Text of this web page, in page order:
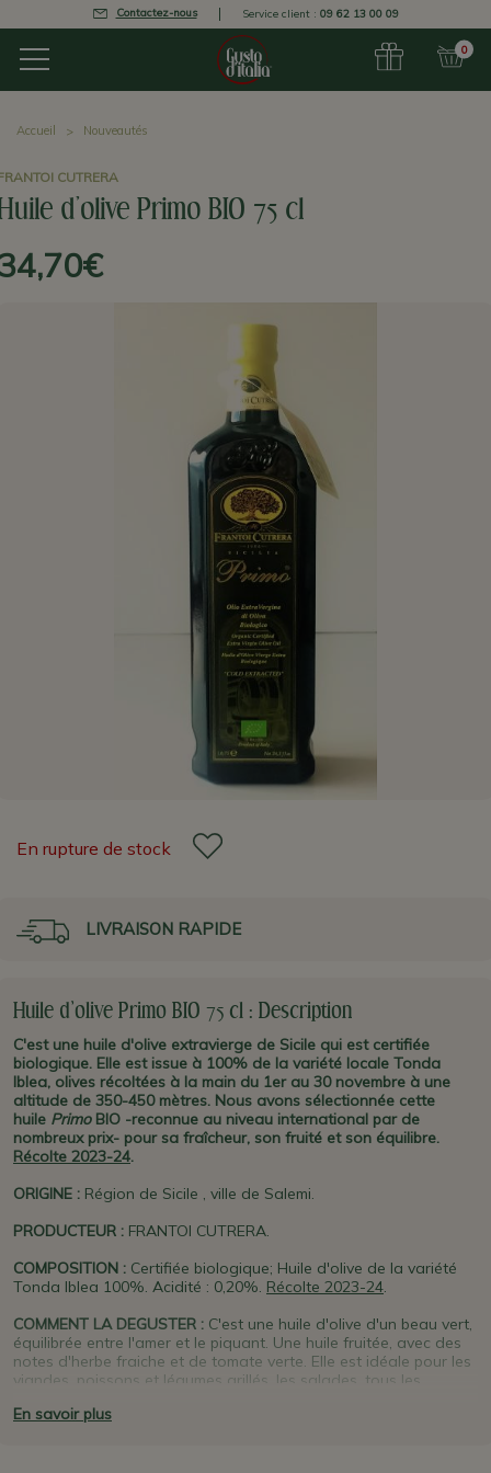
Contactez-nous Service client : 09 62 13 00 09
0
Accueil Nouveautés
CUTRERA
d'olive Primo BIO 75 cl
En rupture de stock
LIVRAISON RAPIDE
Huile d'olive Primo BIO 75 cl : Description
C'est une huile d'olive extravierge de Sicile qui est certifiée
biologique. Elle est issue à 100% de la variété locale Tonda
Iblea, olives récoltées à la main du 1er au 30 novembre à une
altitude de 350-450 mètres. Nous avons sélectionnée cette
huile PrimoBIO -reconnue au niveau international par de
nombreux prix- pour sa fraîcheur, son fruité et son équilibre.
Récolte 2023-24.
ORIGINE : Région de Sicile , ville de Salemi.
PRODUCTEUR : FRANTOI CUTRERA.
COMPOSITION : Certifiée biologique; Huile d'olive de la variété
Tonda Iblea 100%. Acidité : 0,20%. Récolte 2023-24.
COMMENT LA DEGUSTER : C'est une huile d'olive d'un beau vert,
équilibrée entre l'amer et le piquant. Une huile fruitée, avec des
notes d'herbe fraiche et de tomate verte. Elle est idéale pour les
viandes, poissons et légumes grillés, les salades, tous les
un poisson, un fromage frais ou une soupe est un plaisir unique...
En savoir plus